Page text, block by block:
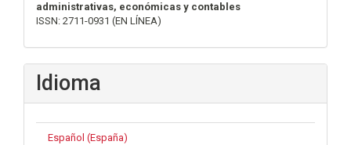
administrativas, económicas y contables
ISSN: 2711-0931 (EN LÍNEA)
Idioma
Español (España)